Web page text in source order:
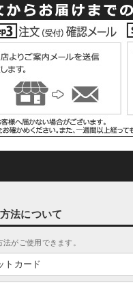
法について
法がご使用できます。
トカード